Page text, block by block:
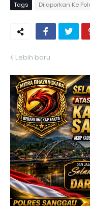
Tags Dilaporkan Ke
Lebih baru